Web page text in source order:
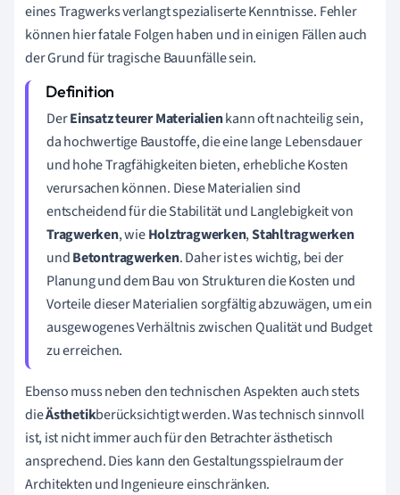
eines Tragwerks verlangt spezialiserte Kenntnisse. Fehler
können hier fatale Folgen haben und in einigen Fällen auch
der Grund für tragische Bauunfälle sein.
DerEinsatz teurer Materialienkann oft nachteilig sein,
da hochwertige Baustoffe, die eine lange Lebensdauer
und hohe Tragfähigkeiten bieten, erhebliche Kosten
verursachen können. Diese Materialien sind
entscheidend für die Stabilität und Langlebigkeit von
Tragwerken, wieHolztragwerken,Stahltragwerken
undBetontragwerken. Daher ist es wichtig, bei der
Planung und dem Bau von Strukturen die Kosten und
Vorteile dieser Materialien sorgfältig abzuwägen, um ein
ausgewogenes Verhältnis zwischen Qualität und Budget
zu erreichen.
Ebenso muss neben den technischen Aspekten auch stets
dieÄsthetikberücksichtigt werden. Was technisch sinnvoll
ist, ist nicht immer auch für den Betrachter ästhetisch
ansprechend. Dies kann den Gestaltungsspielraum der
Architekten und Ingenieure einschränken.